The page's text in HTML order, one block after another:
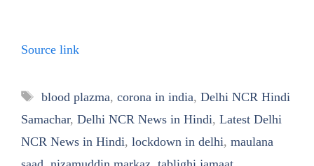
Source link
Tags
blood plazma, corona in india, Delhi NCR Hindi
Samachar, Delhi NCR News in Hindi, Latest Delhi
NCR News in Hindi, lockdown in delhi, maulana